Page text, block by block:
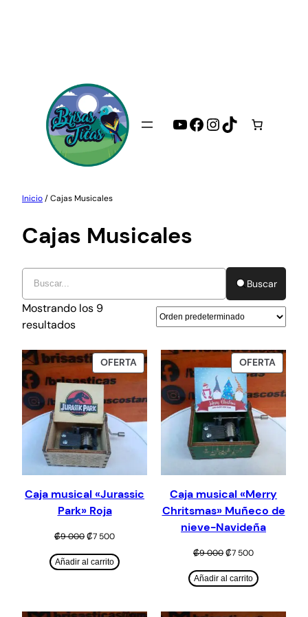
contenido
YouTube
Facebook
Instagram
TikTok
Inicio/ Cajas Musicales
Cajas Musicales
Buscar
Mostrando los 9
resultados
OFERTAPRODUCTO
EN
OFERTA
Caja musical «Jurassic
Park» Roja
₡9 000El
original
era:
₡7 500El
actual
es:
Añadir al carrito
OFERTA
EN
Caja musical «Merry
Chritsmas» Muñeco de
nieve-Navideña
₡9 000El
original
era:
000.
₡7 500El
actual
es:
500.
Añadir al carrito